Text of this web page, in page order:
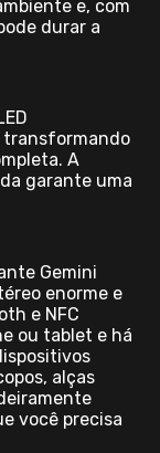
e, com
durar a
transformando
A
garante uma
Gemini
enorme e
e NFC
ou tablet e há
alças
você precisa